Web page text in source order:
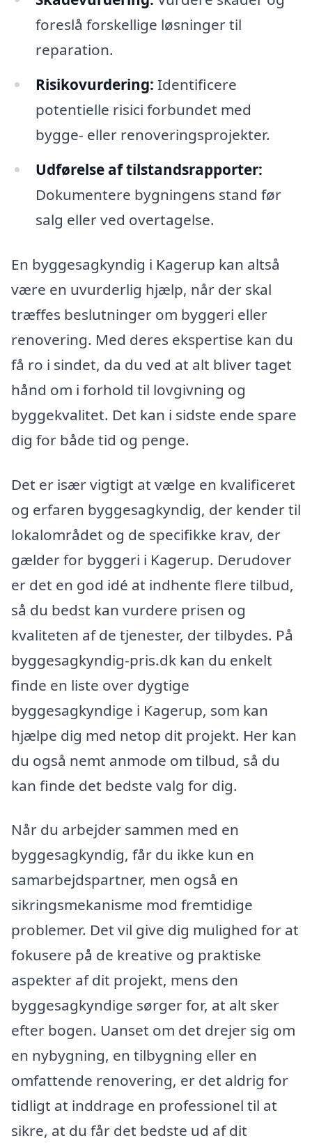
foreslå forskellige løsninger til
reparation.
Risikovurdering: Identificere
potentielle risici forbundet med
bygge- eller renoveringsprojekter.
Udførelse af tilstandsrapporter:
Dokumentere bygningens stand før
salg eller ved overtagelse.
En byggesagkyndig i Kagerup kan altså
være en uvurderlig hjælp, når der skal
træffes beslutninger om byggeri eller
renovering. Med deres ekspertise kan du
få ro i sindet, da du ved at alt bliver taget
hånd om i forhold til lovgivning og
byggekvalitet. Det kan i sidste ende spare
dig for både tid og penge.
Det er især vigtigt at vælge en kvalificeret
og erfaren byggesagkyndig, der kender til
lokalområdet og de specifikke krav, der
gælder for byggeri i Kagerup. Derudover
er det en god idé at indhente flere tilbud,
så du bedst kan vurdere prisen og
kvaliteten af de tjenester, der tilbydes. På
byggesagkyndig-pris.dk kan du enkelt
finde en liste over dygtige
byggesagkyndige i Kagerup, som kan
hjælpe dig med netop dit projekt. Her kan
du også nemt anmode om tilbud, så du
kan finde det bedste valg for dig.
Når du arbejder sammen med en
byggesagkyndig, får du ikke kun en
samarbejdspartner, men også en
sikringsmekanisme mod fremtidige
problemer. Det vil give dig mulighed for at
fokusere på de kreative og praktiske
aspekter af dit projekt, mens den
byggesagkyndige sørger for, at alt sker
efter bogen. Uanset om det drejer sig om
en nybygning, en tilbygning eller en
omfattende renovering, er det aldrig for
tidligt at inddrage en professionel til at
sikre, at du får det bedste ud af dit